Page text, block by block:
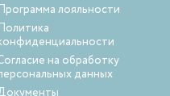
лояльности
на обработку
данных